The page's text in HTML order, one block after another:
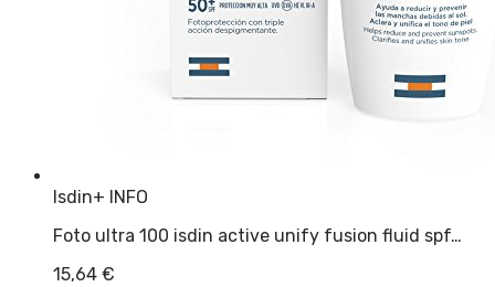
Isdin+ INFO
Foto ultra 100 isdin active unify fusion fluid spf…
15,64 €